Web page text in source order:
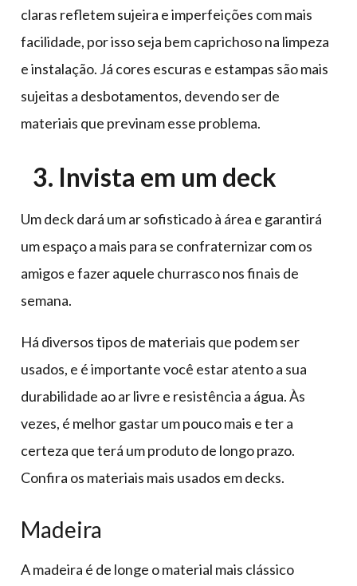
claras refletem sujeira e imperfeições com mais
facilidade, por isso seja bem caprichoso na limpeza
e instalação. Já cores escuras e estampas são mais
sujeitas a desbotamentos, devendo ser de
materiais que previnam esse problema.
3. Invista em um deck
Um deck dará um ar sofisticado à área e garantirá
um espaço a mais para se confraternizar com os
amigos e fazer aquele churrasco nos finais de
semana.
Há diversos tipos de materiais que podem ser
usados, e é importante você estar atento a sua
durabilidade ao ar livre e resistência a água. Às
vezes, é melhor gastar um pouco mais e ter a
certeza que terá um produto de longo prazo.
Confira os materiais mais usados em decks.
Madeira
A madeira é de longe o material mais clássico